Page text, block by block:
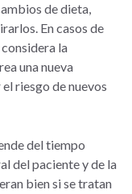
de dieta,
En casos de
la
una nueva
riesgo de nuevos
del tiempo
del paciente y de la
bien si se tratan